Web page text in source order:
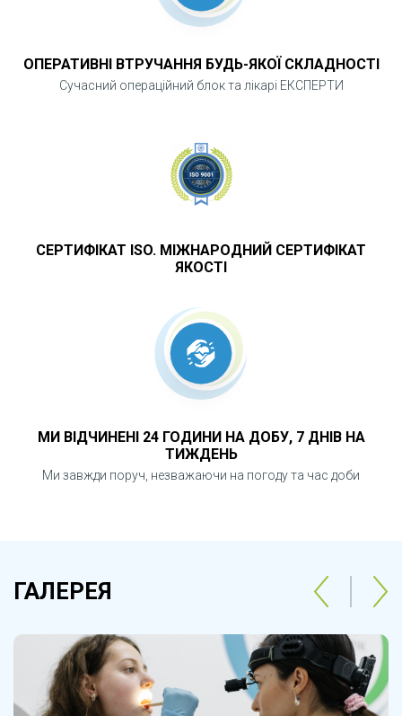
ОПЕРАТИВНІ ВТРУЧАННЯ БУДЬ-ЯКОЇ СКЛАДНОСТІ
Сучасний операційний блок та лікарі ЕКСПЕРТИ
СЕРТИФІКАТ ISO. МІЖНАРОДНИЙ СЕРТИФІКАТ
ЯКОСТІ
МИ ВІДЧИНЕНІ 24 ГОДИНИ НА ДОБУ, 7 ДНІВ НА
ТИЖДЕНЬ
Ми завжди поруч, незважаючи на погоду та час доби
ГАЛЕРЕЯ